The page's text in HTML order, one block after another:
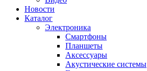
Новости
Каталог
Электроника
Смартфоны
Планшеты
Аксессуары
Акустические системы